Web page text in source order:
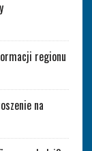
regionu
na